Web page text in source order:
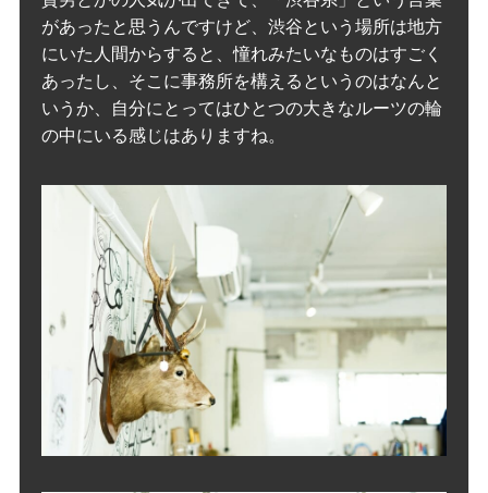
があったと思うんですけど、渋谷という場所は地方
にいた人間からすると、憧れみたいなものはすごく
あったし、そこに事務所を構えるというのはなんと
いうか、自分にとってはひとつの大きなルーツの輪
の中にいる感じはありますね。